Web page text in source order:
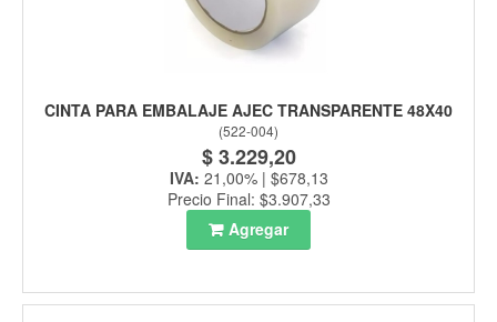
CINTA PARA EMBALAJE AJEC TRANSPARENTE 48X40
(522-004)
$ 3.229,20
IVA: 21,00% | $678,13
Precio Final: $3.907,33
Agregar